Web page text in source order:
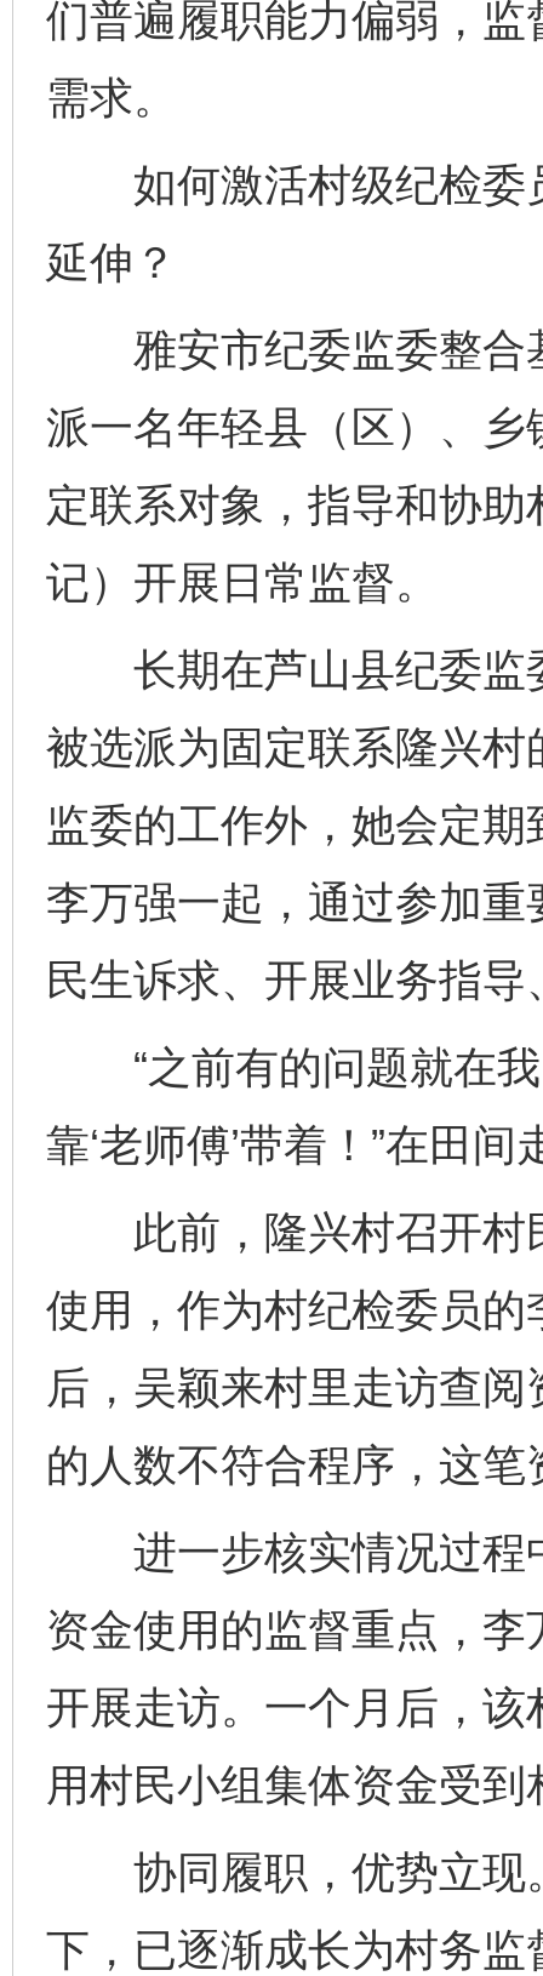
们普遍履职能力偏弱，
需求。
如何激活村级纪检委
延伸？
雅安市纪委监委整合
派一名年轻县（区）、
定联系对象，指导和协
记）开展日常监督。
长期在芦山县纪委监
被选派为固定联系隆兴
监委的工作外，她会定
李万强一起，通过参加
民生诉求、开展业务指
“之前有的问题就在我
靠‘老师傅’带着！”在田
此前，隆兴村召开村
使用，作为村纪检委员
后，吴颖来村里走访查
的人数不符合程序，这
进一步核实情况过程
资金使用的监督重点，
开展走访。一个月后，
用村民小组集体资金受到
协同履职，优势立现
下，已逐渐成长为村务监